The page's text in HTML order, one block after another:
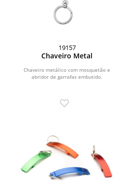
19157
Chaveiro Metal
Chaveiro metálico com mosquetão e
abridor de garrafas embutido.